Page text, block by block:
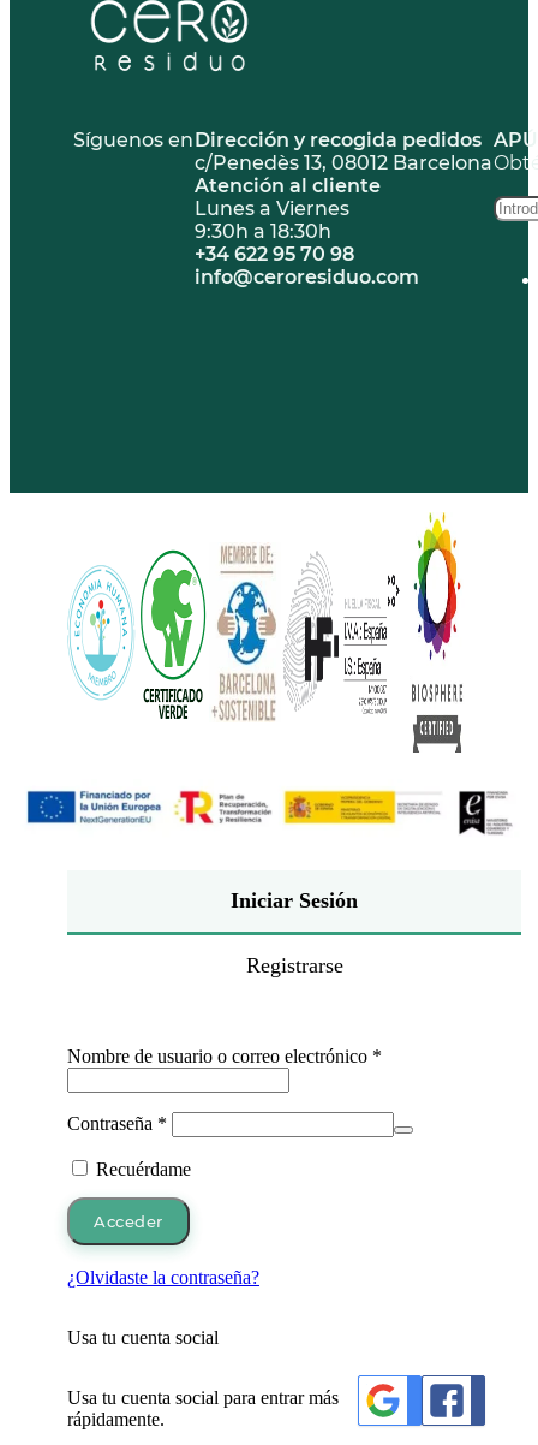
Síguenos en Dirección y recogida pedidos
c/Penedès 13, 08012 Barcelona
Atención al cliente
Lunes a Viernes
9:30h a 18:30h
+34 622 95 70 98
info@ceroresiduo.com
Iniciar Sesión
Registrarse
Nombre de usuario o correo electrónico *
Contraseña *
Recuérdame
Acceder
¿Olvidaste la contraseña?
Usa tu cuenta social
Usa tu cuenta social para entrar más
rápidamente.